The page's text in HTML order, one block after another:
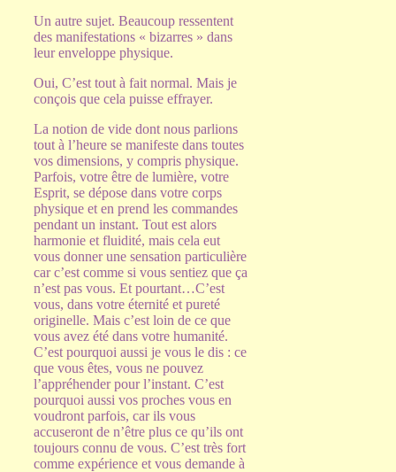
Un autre sujet. Beaucoup ressentent
des manifestations « bizarres » dans
leur enveloppe physique.
Oui, C’est tout à fait normal. Mais je
conçois que cela puisse effrayer.
La notion de vide dont nous parlions
tout à l’heure se manifeste dans toutes
vos dimensions, y compris physique.
Parfois, votre être de lumière, votre
Esprit, se dépose dans votre corps
physique et en prend les commandes
pendant un instant. Tout est alors
harmonie et fluidité, mais cela eut
vous donner une sensation particulière
car c’est comme si vous sentiez que ça
n’est pas vous. Et pourtant…C’est
vous, dans votre éternité et pureté
originelle. Mais c’est loin de ce que
vous avez été dans votre humanité.
C’est pourquoi aussi je vous le dis : ce
que vous êtes, vous ne pouvez
l’appréhender pour l’instant. C’est
pourquoi aussi vos proches vous en
voudront parfois, car ils vous
accuseront de n’être plus ce qu’ils ont
toujours connu de vous. C’est très fort
comme expérience et vous demande à